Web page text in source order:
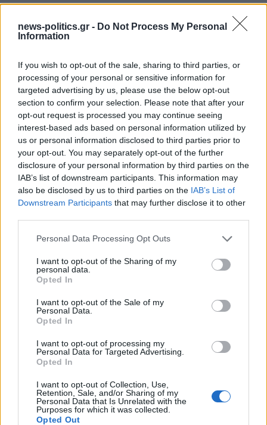
news-politics.gr - Do Not Process My Personal
Information
If you wish to opt-out of the sale, sharing to third parties, or
processing of your personal or sensitive information for
targeted advertising by us, please use the below opt-out
section to confirm your selection. Please note that after your
opt-out request is processed you may continue seeing
interest-based ads based on personal information utilized by
us or personal information disclosed to third parties prior to
your opt-out. You may separately opt-out of the further
disclosure of your personal information by third parties on the
IAB’s list of downstream participants. This information may
also be disclosed by us to third parties on the IAB’s List of
Downstream Participants that may further disclose it to other
Personal Data Processing Opt Outs
I want to opt-out of the Sharing of my
personal data.
Opted In
I want to opt-out of the Sale of my
Personal Data.
Opted In
I want to opt-out of processing my
Personal Data for Targeted Advertising.
Opted In
I want to opt-out of Collection, Use,
Retention, Sale, and/or Sharing of my
Personal Data that Is Unrelated with the
Purposes for which it was collected.
Opted Out
Στενά του Ορμούζ: Ιράν και Ομάν συμφώνησαν στη
διαδρομή των πλοίων, εκκρεμούν κρίσιμες
λεπτομέρειες